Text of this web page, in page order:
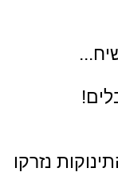
נזרקו